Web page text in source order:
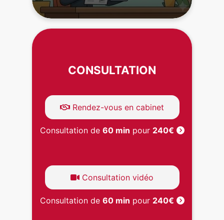
CONSULTATION
Rendez-vous en cabinet
Consultation de 60 min pour 240€
Consultation vidéo
Consultation de 60 min pour 240€